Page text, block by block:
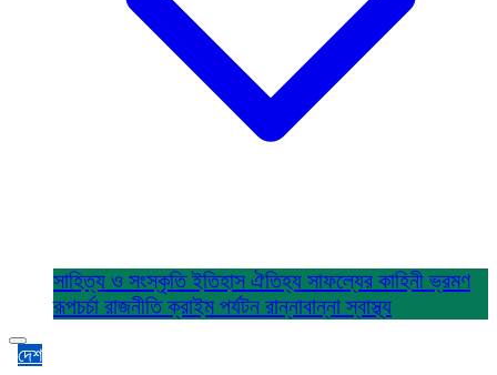
সাহিত্য ও সংস্কৃতিইতিহাস ঐতিহ্য সাফল্যের কাহিনীভ্রমণ
রূপচর্চা রাজনীতিক্রাইম পর্যটন রান্নাবান্নাস্বাস্থ্য
দেশ